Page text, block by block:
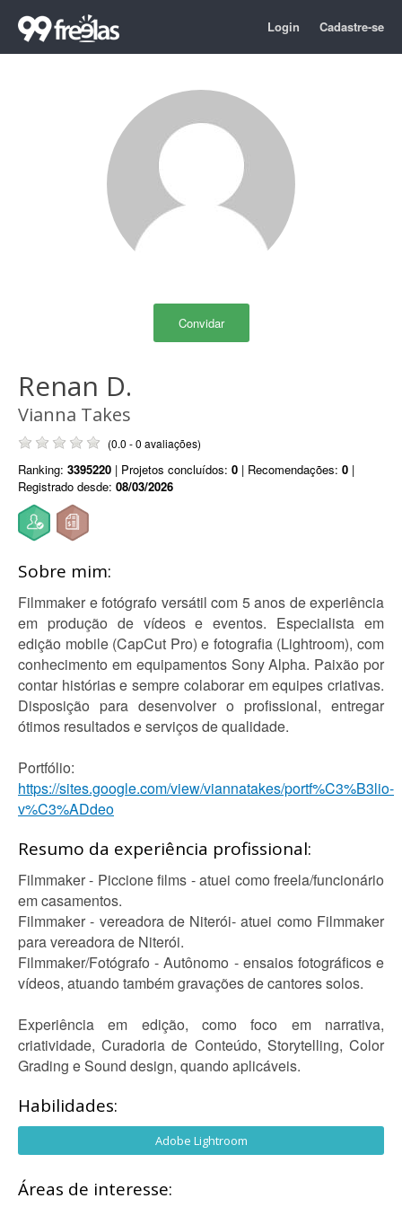
Login Cadastre-se
Convidar
Renan D.
Vianna Takes
(0.0 - 0 avaliações)
Ranking: 3395220 | Projetos concluídos: 0 | Recomendações: 0 |
Registrado desde: 08/03/2026
Sobre mim:
Filmmaker e fotógrafo versátil com 5 anos de experiência
em produção de vídeos e eventos. Especialista em
edição mobile (CapCut Pro) e fotografia (Lightroom), com
conhecimento em equipamentos Sony Alpha. Paixão por
contar histórias e sempre colaborar em equipes criativas.
Disposição para desenvolver o profissional, entregar
ótimos resultados e serviços de qualidade.
Portfólio:
https://sites.google.com/view/viannatakes/portf%C3%B3lio-
v%C3%ADdeo
Resumo da experiência profissional:
Filmmaker - Piccione films - atuei como freela/funcionário
em casamentos.
Filmmaker - vereadora de Niterói- atuei como Filmmaker
para vereadora de Niterói.
Filmmaker/Fotógrafo - Autônomo - ensaios fotográficos e
vídeos, atuando também gravações de cantores solos.
Experiência em edição, como foco em narrativa,
criatividade, Curadoria de Conteúdo, Storytelling, Color
Grading e Sound design, quando aplicáveis.
Habilidades:
Adobe Lightroom
Áreas de interesse: